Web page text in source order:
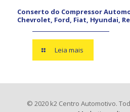
Conserto do Compressor
Chevrolet, Ford, Fiat, Hyundai,
Leia mais
© 2020 k2 Centro Automotivo.